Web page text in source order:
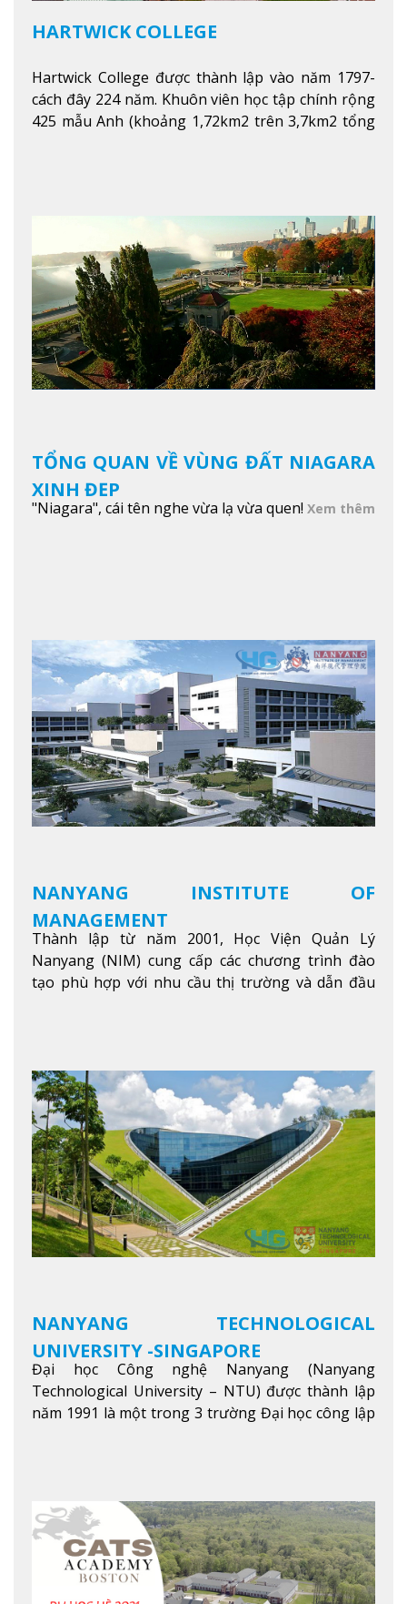
HARTWICK COLLEGE
Hartwick College được thành lập vào năm 1797-
cách đây 224 năm. Khuôn viên học tập chính rộng
425 mẫu Anh (khoảng 1,72km2 trên 3,7km2 tổng
TỔNG QUAN VỀ VÙNG ĐẤT NIAGARA
XINH ĐẸP
"Niagara", cái tên nghe vừa lạ vừa quen! Xem thêm
NANYANG INSTITUTE OF
MANAGEMENT
Thành lập từ năm 2001, Học Viện Quản Lý
Nanyang (NIM) cung cấp các chương trình đào
tạo phù hợp với nhu cầu thị trường và dẫn đầu
học tập và nghiên cứu chất lượng nhằm nâng cao
kỹ năng, kiến thức và năng lực của sinh viên và các
đối tác của trườngXem thêm
NANYANG TECHNOLOGICAL
UNIVERSITY -SINGAPORE
Đại học Công nghệ Nanyang (Nanyang
Technological University – NTU) được thành lập
năm 1991 là một trong 3 trường Đại học công lập
Khoa học máy tính…Trường cũng được bình chọn
là một trong những ngôi trường đáng học nhất
trong khu vực các nước ASEAN và Châu Á.Xem
thêm